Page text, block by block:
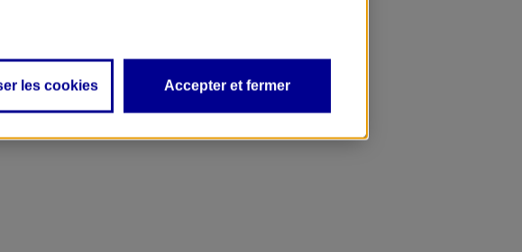
les cookies Accepter et fermer